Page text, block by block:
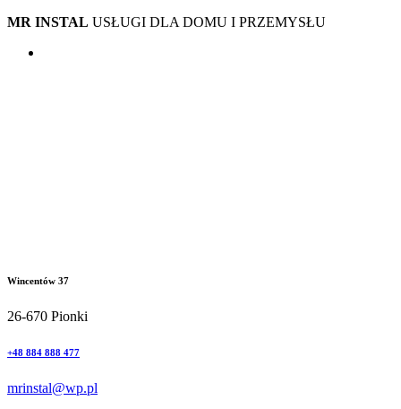
MR INSTAL USŁUGI DLA DOMU I PRZEMYSŁU
Wincentów 37
26-670 Pionki
+48 884 888 477
mrinstal@wp.pl